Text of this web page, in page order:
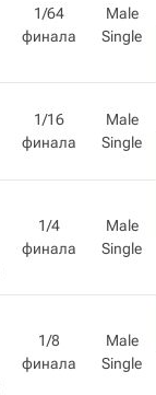
1/64
финала
Male
Single
1/16
финала
Male
Single
1/4
финала
Male
Single
1/8
финала
Male
Single